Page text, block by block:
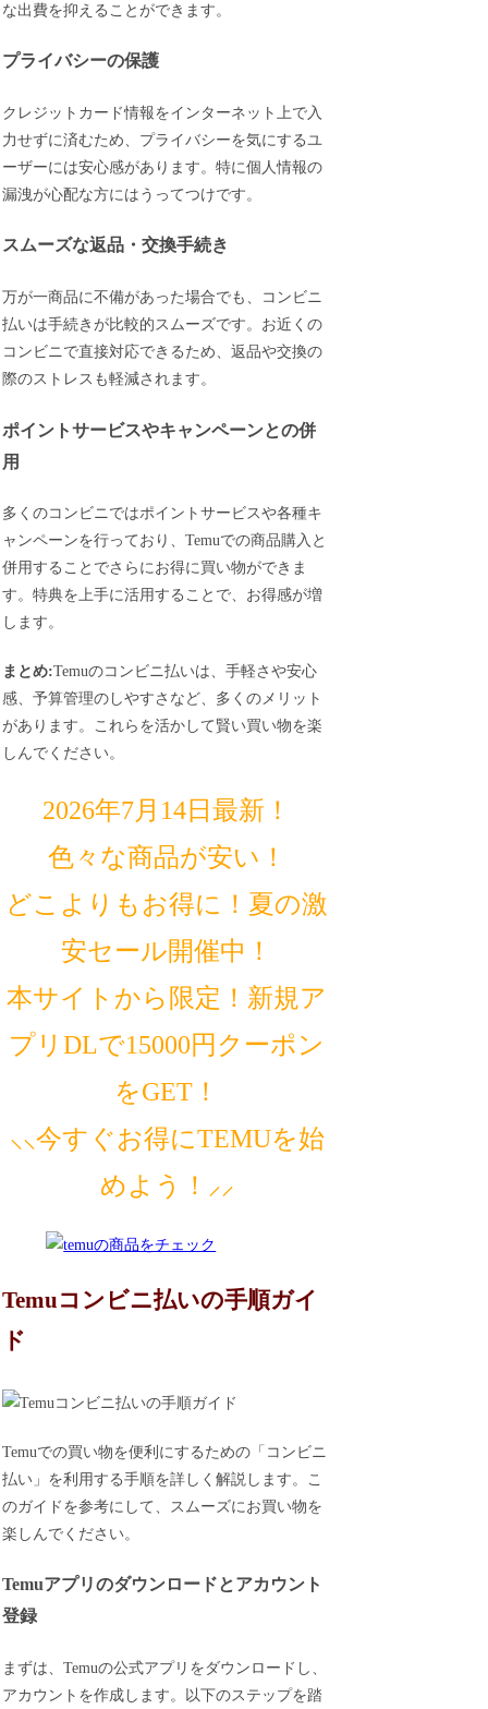
な出費を抑えることができます。
プライバシーの保護
クレジットカード情報をインターネット上で入
力せずに済むため、プライバシーを気にするユ
ーザーには安心感があります。特に個人情報の
漏洩が心配な方にはうってつけです。
スムーズな返品・交換手続き
万が一商品に不備があった場合でも、コンビニ
払いは手続きが比較的スムーズです。お近くの
コンビニで直接対応できるため、返品や交換の
際のストレスも軽減されます。
ポイントサービスやキャンペーンとの併
用
多くのコンビニではポイントサービスや各種キ
ャンペーンを行っており、Temuでの商品購入と
併用することでさらにお得に買い物ができま
す。特典を上手に活用することで、お得感が増
します。
まとめ:Temuのコンビニ払いは、手軽さや安心
感、予算管理のしやすさなど、多くのメリット
があります。これらを活かして賢い買い物を楽
しんでください。
2026年7月14日最新！
色々な商品が安い！
どこよりもお得に！夏の激
安セール開催中！
本サイトから限定！新規ア
プリDLで15000円クーポン
をGET！
⸜⸜今すぐお得にTEMUを始
めよう！⸝⸝
Temuコンビニ払いの手順ガイ
ド
Temuでの買い物を便利にするための「コンビニ
払い」を利用する手順を詳しく解説します。こ
のガイドを参考にして、スムーズにお買い物を
楽しんでください。
Temuアプリのダウンロードとアカウント
登録
まずは、Temuの公式アプリをダウンロードし、
アカウントを作成します。以下のステップを踏